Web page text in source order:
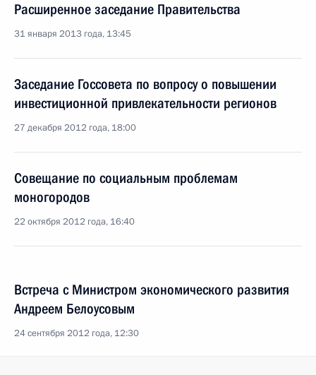
Расширенное заседание Правительства
31 января 2013 года, 13:45
Заседание Госсовета по вопросу о повышении
инвестиционной привлекательности регионов
27 декабря 2012 года, 18:00
Совещание по социальным проблемам
моногородов
22 октября 2012 года, 16:40
Встреча с Министром экономического развития
Андреем Белоусовым
24 сентября 2012 года, 12:30